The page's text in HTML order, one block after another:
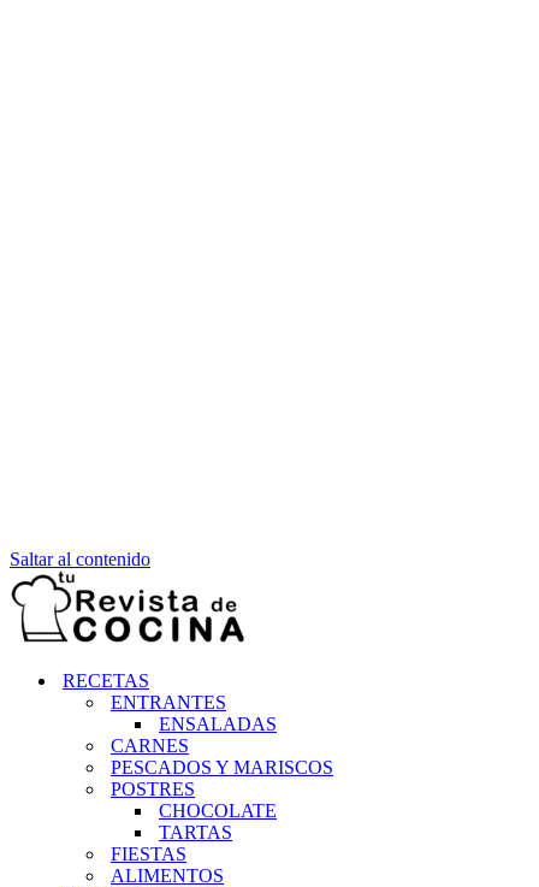
Saltar al contenido
RECETAS
ENTRANTES
ENSALADAS
CARNES
PESCADOS Y MARISCOS
POSTRES
CHOCOLATE
TARTAS
FIESTAS
ALIMENTOS